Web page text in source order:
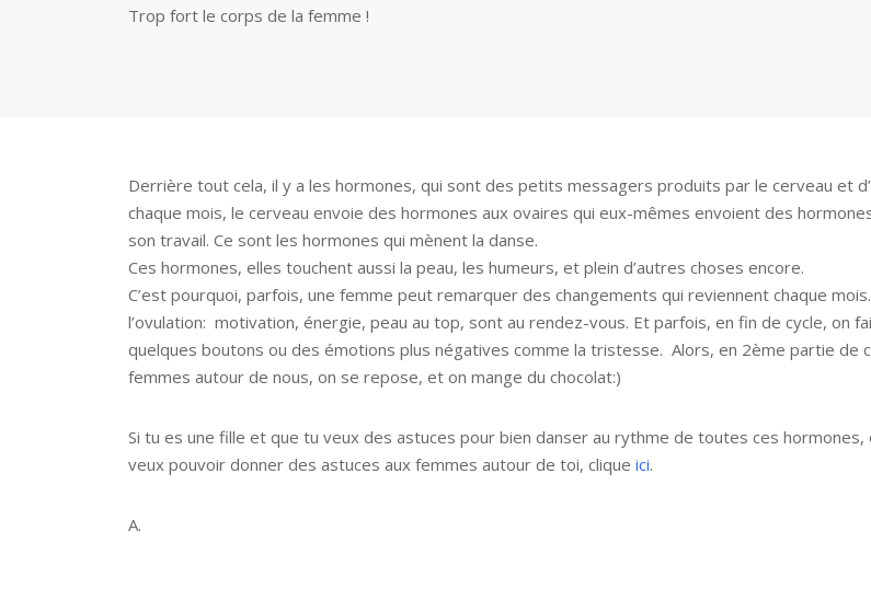
Trop fort le corps de la femme !
Derrière tout cela, il y a les hormones, qui sont des petits messagers produits par le cerveau et
chaque mois, le cerveau envoie des hormones aux ovaires qui eux-mêmes envoient des
son travail. Ce sont les hormones qui mènent la danse.
Ces hormones, elles touchent aussi la peau, les humeurs, et plein d’autres choses encore.
C’est pourquoi, parfois, une femme peut remarquer des changements qui reviennent chaque
l’ovulation: motivation, énergie, peau au top, sont au rendez-vous. Et parfois, en fin de cycle, on
quelques boutons ou des émotions plus négatives comme la tristesse. Alors, en 2ème partie de
femmes autour de nous, on se repose, et on mange du chocolat:)
Si tu es une fille et que tu veux des astuces pour bien danser au rythme de toutes ces
veux pouvoir donner des astuces aux femmes autour de toi, clique ici.
A.